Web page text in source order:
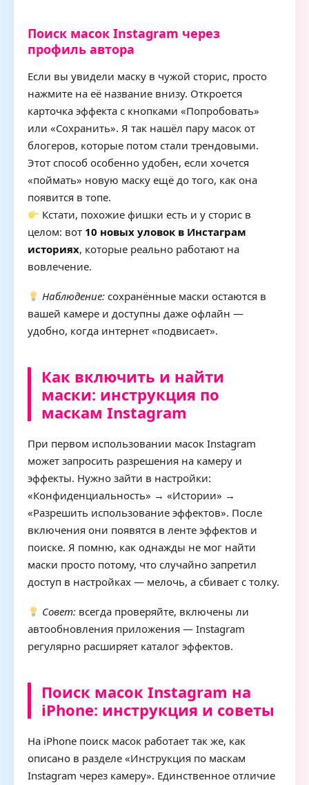
Поиск масок Instagram через
профиль автора
Если вы увидели маску в чужой сторис, просто
нажмите на её название внизу. Откроется
карточка эффекта с кнопками «Попробовать»
или «Сохранить». Я так нашёл пару масок от
блогеров, которые потом стали трендовыми.
Этот способ особенно удобен, если хочется
«поймать» новую маску ещё до того, как она
появится в топе.
Кстати, похожие фишки есть и у сторис в
целом: вот 10 новых уловок в Инстаграм
историях, которые реально работают на
вовлечение.
Наблюдение: сохранённые маски остаются в
вашей камере и доступны даже офлайн —
удобно, когда интернет «подвисает».
Как включить и найти
маски: инструкция по
маскам Instagram
При первом использовании масок Instagram
может запросить разрешения на камеру и
эффекты. Нужно зайти в настройки:
«Конфиденциальность» → «Истории» →
«Разрешить использование эффектов». После
включения они появятся в ленте эффектов и
поиске. Я помню, как однажды не мог найти
маски просто потому, что случайно запретил
доступ в настройках — мелочь, а сбивает с толку.
Совет: всегда проверяйте, включены ли
автообновления приложения — Instagram
регулярно расширяет каталог эффектов.
Поиск масок Instagram на
iPhone: инструкция и советы
На iPhone поиск масок работает так же, как
описано в разделе «Инструкция по маскам
Instagram через камеру». Единственное отличие